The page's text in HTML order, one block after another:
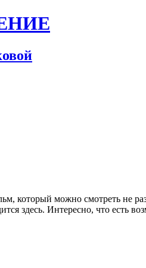
который можно смотреть не
здесь. Интересно, что есть